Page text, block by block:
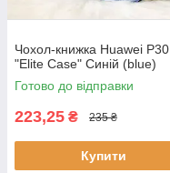
Чохол-книжка Huawei P30
"Elite Case" Синій (blue)
Готово до відправки
223,25 ₴ 235 ₴
Купити